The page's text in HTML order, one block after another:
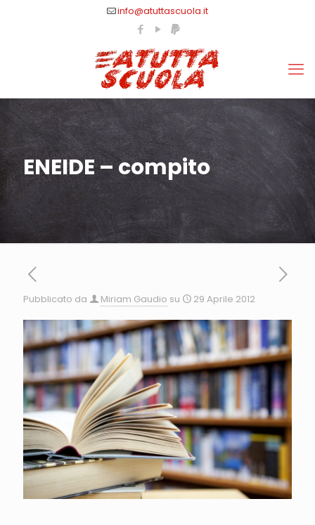
info@atuttascuola.it
ENEIDE – compito
Pubblicato da Miriam Gaudio su 29 Aprile 2012